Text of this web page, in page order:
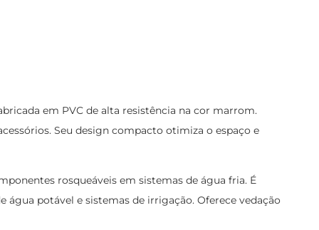
em PVC de alta resistência na cor marrom.
Seu design compacto otimiza o espaço e
rosqueáveis em sistemas de água fria. É
potável e sistemas de irrigação. Oferece vedação